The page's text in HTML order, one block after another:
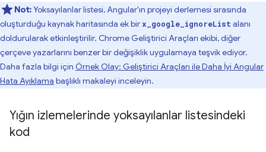
Not:Yoksayılanlar listesi, Angular'ın projeyi derlemesi sırasında
oluşturduğu kaynak haritasında ek birx_google_ignoreListalanı
doldurularak etkinleştirilir. Chrome Geliştirici Araçları ekibi, diğer
çerçeve yazarlarını benzer bir değişiklik uygulamaya teşvik ediyor.
Daha fazla bilgi için Örnek Olay: Geliştirici Araçları ile Daha İyi Angular
Hata Ayıklama başlıklı makaleyi inceleyin.
Yığın izlemelerinde yoksayılanlar listesindeki
kod